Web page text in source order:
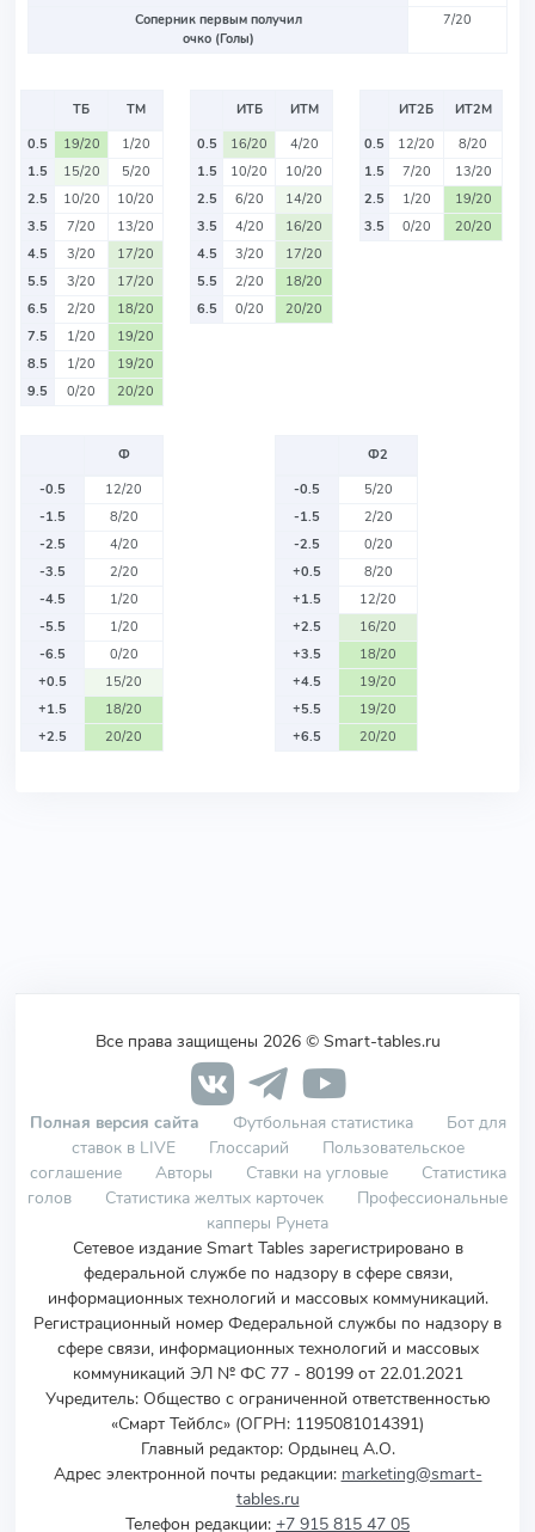
Соперник первым получил
очко (Голы)
7/20
ТБ
ТМ
0.5
19/20
1/20
1.5
15/20
5/20
2.5
10/20
10/20
3.5
7/20
13/20
4.5
3/20
17/20
5.5
3/20
17/20
6.5
2/20
18/20
7.5
1/20
19/20
8.5
1/20
19/20
9.5
0/20 20/20
ИТБ
ИТМ
0.5
16/20
4/20
1.5
10/20
10/20
2.5
6/20
14/20
3.5
4/20
16/20
4.5
3/20
17/20
5.5
2/20
18/20
6.5
0/20 20/20
ИТ2Б
ИТ2М
0.5
12/20
8/20
1.5
7/20
13/20
2.5
1/20
19/20
3.5
0/20 20/20
Ф
-0.5
12/20
-1.5
8/20
-2.5
4/20
-3.5
2/20
-4.5
1/20
-5.5
1/20
-6.5
0/20
+0.5
15/20
+1.5
18/20
+2.5
20/20
Ф2
-0.5
5/20
-1.5
2/20
-2.5
0/20
+0.5
8/20
+1.5
12/20
+2.5
16/20
+3.5
18/20
+4.5
19/20
+5.5
19/20
+6.5
20/20
Все права защищены 2026 © Smart-tables.ru
Полная версия сайта Футбольная статистика
Бот для
ставок в LIVE
Глоссарий
Пользовательское
соглашение
Авторы Ставки на угловые
Статистика
голов
Статистика желтых карточек
Профессиональные
капперы Рунета
Сетевое издание Smart Tables зарегистрировано в
федеральной службе по надзору в сфере связи,
информационных технологий и массовых коммуникаций.
Регистрационный номер Федеральной службы по надзору в
сфере связи, информационных технологий и массовых
коммуникаций ЭЛ № ФС 77 - 80199 от 22.01.2021
Учредитель: Общество с ограниченной ответственностью
«Смарт Тейблс» (ОГРН: 1195081014391)
Главный редактор: Ордынец А.О.
Адрес электронной почты редакции: marketing@smart-
tables.ru
Телефон редакции: +7 915 815 47 05